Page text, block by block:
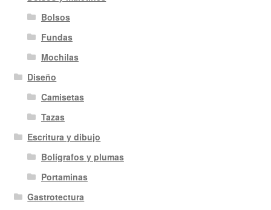
Bolsos
Fundas
Mochilas
Diseño
Camisetas
Tazas
Escritura y dibujo
Bolígrafos y plumas
Portaminas
Gastrotectura